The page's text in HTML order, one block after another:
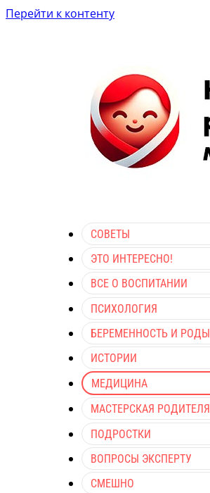
Перейти к контенту
СОВЕТЫ
ЭТО ИНТЕРЕСНО!
ВСЕ О ВОСПИТАНИИ
ПСИХОЛОГИЯ
БЕРЕМЕННОСТЬ И РОДЫ
ИСТОРИИ
МЕДИЦИНА
МАСТЕРСКАЯ РОДИТЕЛЯ
ПОДРОСТКИ
ВОПРОСЫ ЭКСПЕРТУ
СМЕШНО